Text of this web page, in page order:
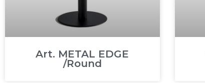
Art. METAL EDGE
/Round